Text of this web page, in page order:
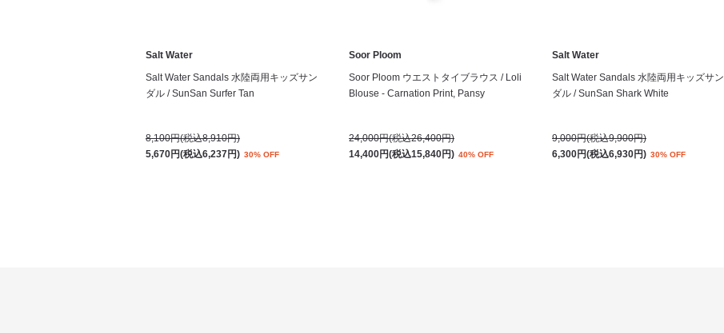
Salt Water
Salt Water Sandals 水陸両用キッズサン
ダル / SunSan Surfer Tan
8,100円(税込8,910円)
5,670円(税込6,237円) 30% OFF
Soor Ploom
Soor Ploom ウエストタイブラウス / Loli
Blouse - Carnation Print, Pansy
24,000円(税込26,400円)
14,400円(税込15,840円) 40% OFF
Salt Water
Salt Water Sandals 水陸両用キッズサン
ダル / SunSan Shark White
9,000円(税込9,900円)
6,300円(税込6,930円) 30% OFF